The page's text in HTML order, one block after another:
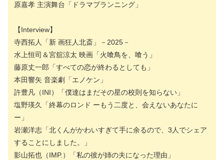
原嘉孝 主演舞台「ドラマプランニング」
【Interview】
寺西拓人「新 画狂人北斎」－2025－
水上恒司＆宮舘涼太 映画「火喰鳥を、喰う」
藤原丈一郎「すべての恋が終わるとしても」
本田響矢 音楽劇「エノケン」
許豊凡（INI）「僕達はまだその星の校則を知らない」
塩野瑛久「終幕のロンド ーもう二度と、会えないあなたに
ー」
岩瀬洋志「北くんがかわいすぎて手に余るので、3人でシェア
することにしました。」
影山拓也（IMP.）「私の彼が姉の夫になった理由」